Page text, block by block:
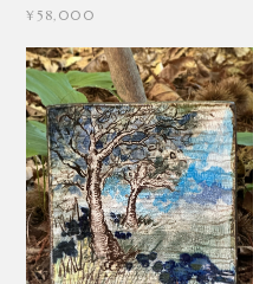
¥58,000